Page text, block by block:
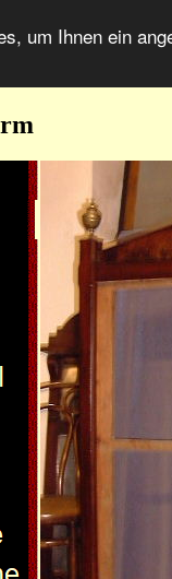
um Ihnen ein